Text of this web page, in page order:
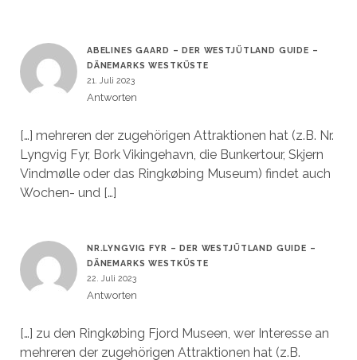
ABELINES GAARD – DER WESTJÜTLAND GUIDE –
DÄNEMARKS WESTKÜSTE
21. Juli 2023
Antworten
[…] mehreren der zugehörigen Attraktionen hat (z.B. Nr.
Lyngvig Fyr, Bork Vikingehavn, die Bunkertour, Skjern
Vindmølle oder das Ringkøbing Museum) findet auch
Wochen- und […]
NR.LYNGVIG FYR – DER WESTJÜTLAND GUIDE –
DÄNEMARKS WESTKÜSTE
22. Juli 2023
Antworten
[…] zu den Ringkøbing Fjord Museen, wer Interesse an
mehreren der zugehörigen Attraktionen hat (z.B.